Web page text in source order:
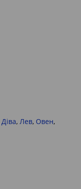
Діва, Лев, Овен,